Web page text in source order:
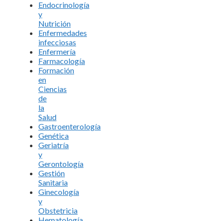
Endocrinología
y
Nutrición
Enfermedades
infecciosas
Enfermería
Farmacología
Formación
en
Ciencias
de
la
Salud
Gastroenterología
Genética
Geriatría
y
Gerontología
Gestión
Sanitaria
Ginecología
y
Obstetricia